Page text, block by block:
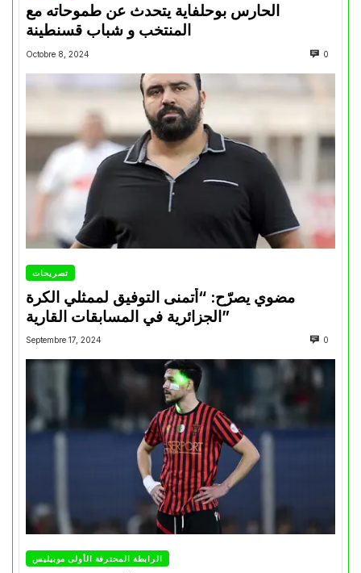
الحارس بوحلفاية يتحدث عن طموحاته مع
المنتخب و شباب قسنطينة
Octobre 8, 2024 0
تصريحات
مضوي يصرّح: “أتمنى التوفيق لممثلي الكرة
الجزائرية في المسابقات القارية”
Septembre 17, 2024 0
الرابطة المحترفة الأولى موبيليس